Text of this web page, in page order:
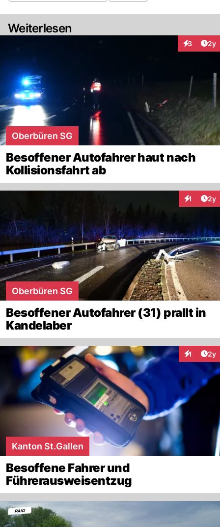
Weiterlesen
3 2y
Oberbüren SG
Besoffener Autofahrer haut nach
Kollisionsfahrt ab
1 2y
Oberbüren SG
Besoffener Autofahrer (31) prallt in
Kandelaber
1 2y
Kanton St.Gallen
Besoffene Fahrer und
Führerausweisentzug